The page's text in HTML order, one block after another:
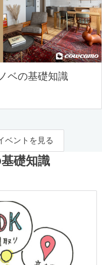
ベの基礎知識
ベントを見る
礎知識